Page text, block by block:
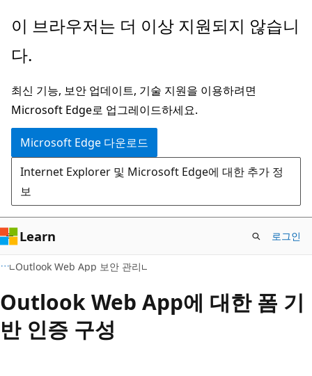
주
콘
츠
로
건
너
뛰
기
이 브라우저는 더 이상 지원되지 않습니
다.
최신 기능, 보안 업데이트, 기술 지원을 이용하려면
Microsoft Edge로 업그레이드하세요.
Microsoft Edge 다운로드
Internet Explorer 및 Microsoft Edge에 대한 추가 정
보
Learn 로그인
Outlook Web App 보안 관리
Outlook Web App에 대한 폼 기
반 인증 구성